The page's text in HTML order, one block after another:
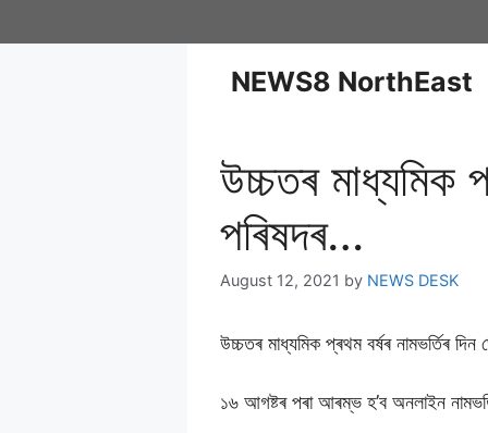
NEWS8 NorthEast
উচ্চতৰ মাধ্যমিক
পৰিষদৰ…
August 12, 2021 by NEWS DESK
উচ্চতৰ মাধ্যমিক প্ৰথম বৰ্ষৰ নামভৰ্তিৰ দিন
১৬ আগষ্টৰ পৰা আৰম্ভ হ’ব অনলাইন